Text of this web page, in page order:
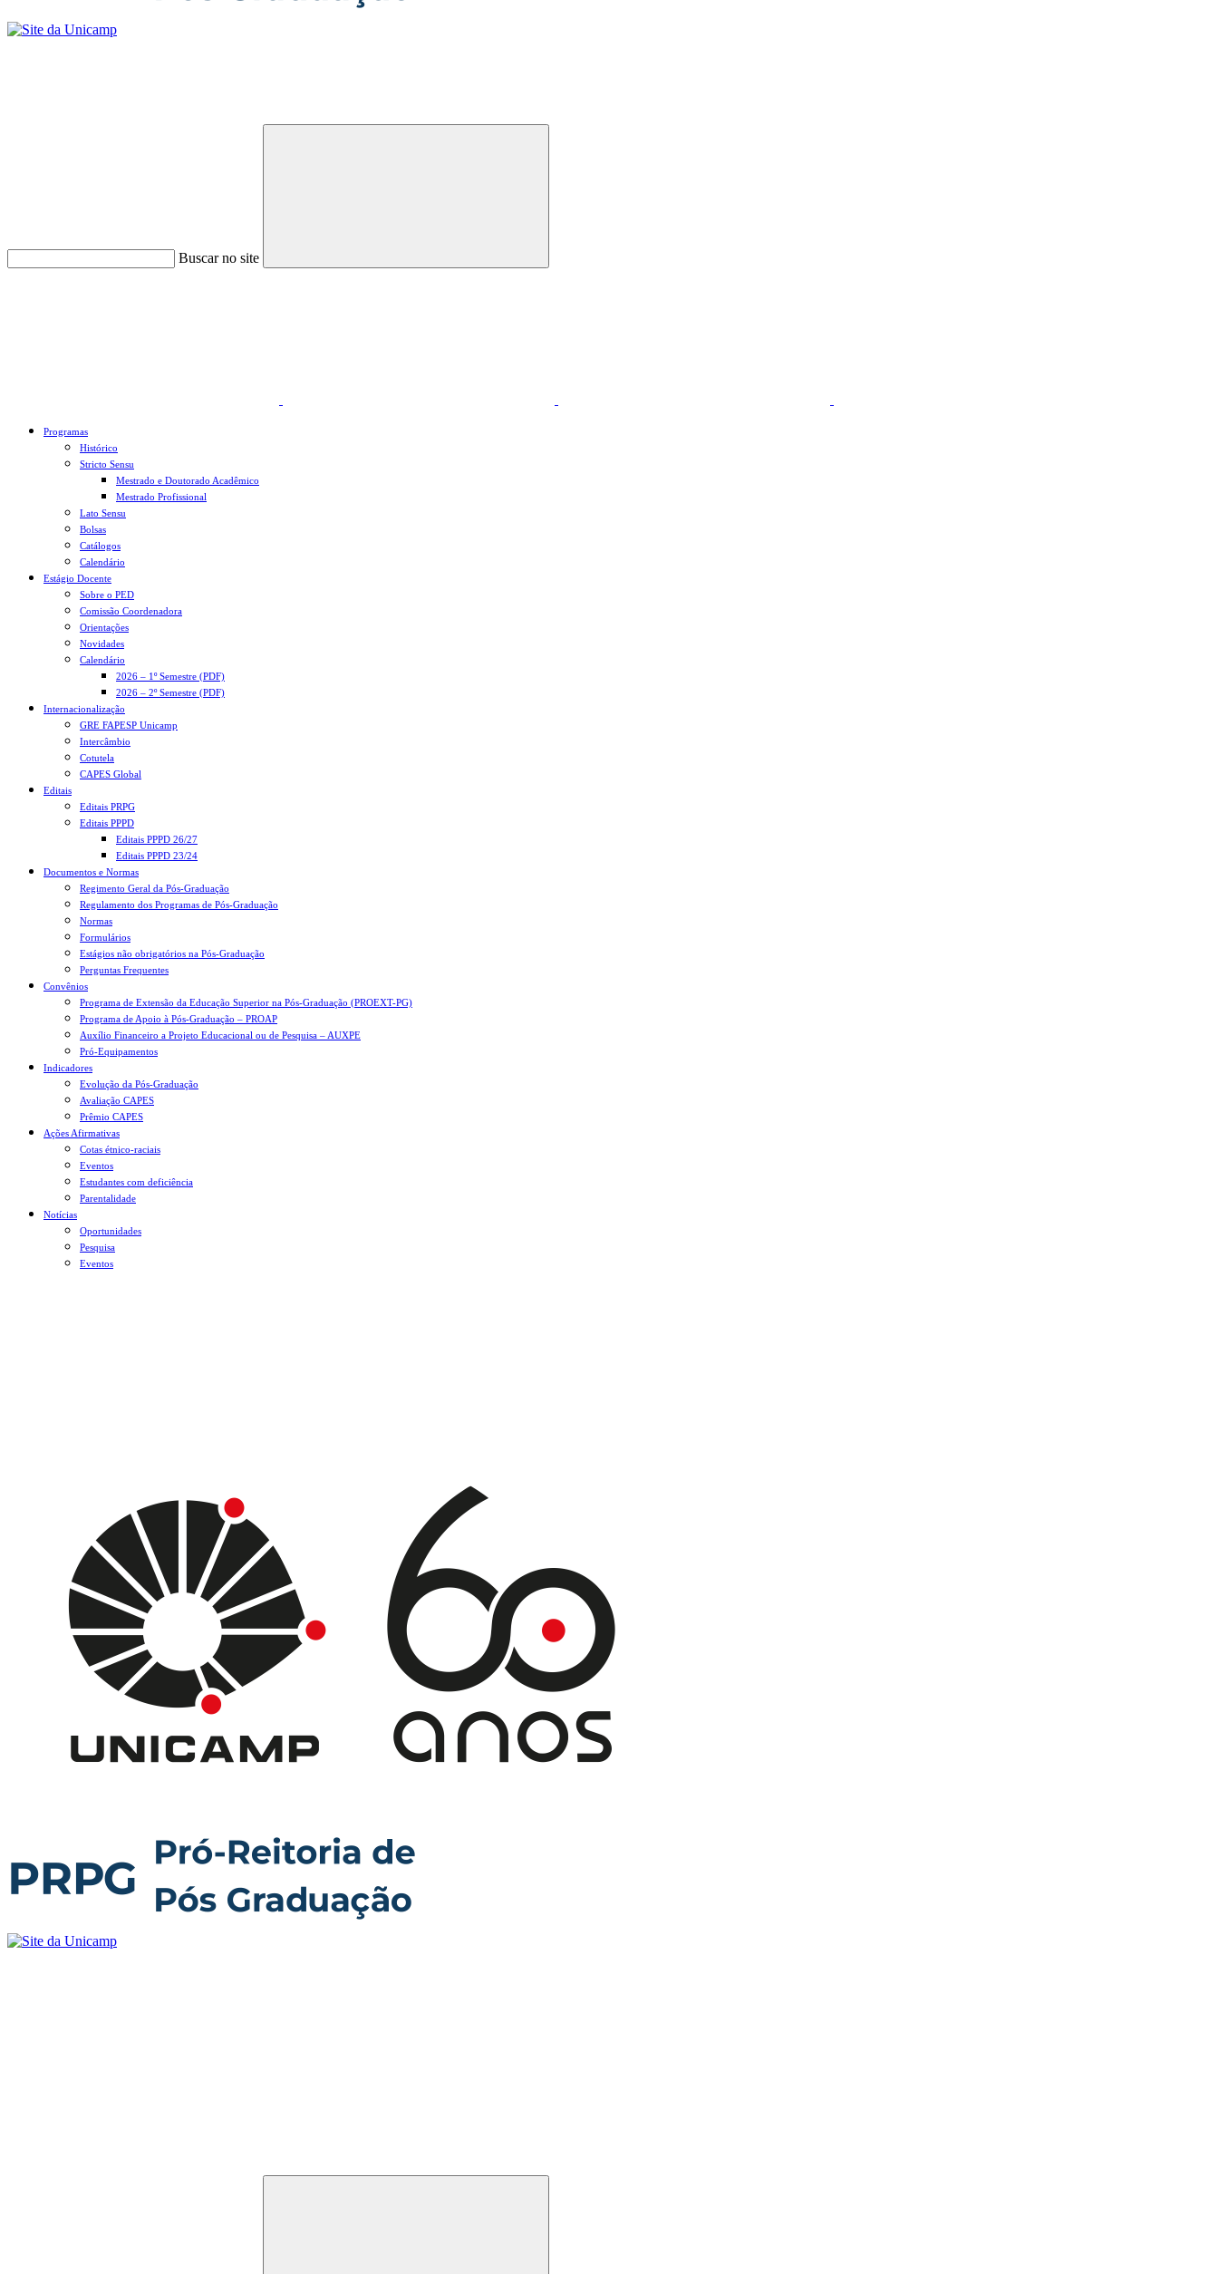
Buscar no site
Buscar
Programas
Histórico
Stricto Sensu
Mestrado e Doutorado Acadêmico
Mestrado Profissional
Lato Sensu
Bolsas
Catálogos
Calendário
Estágio Docente
Sobre o PED
Comissão Coordenadora
Orientações
Novidades
Calendário
2026 – 1º Semestre (PDF)
2026 – 2º Semestre (PDF)
Internacionalização
GRE FAPESP Unicamp
Intercâmbio
Cotutela
CAPES Global
Editais
Editais PRPG
Editais PPPD
Editais PPPD 26/27
Editais PPPD 23/24
Documentos e Normas
Regimento Geral da Pós-Graduação
Regulamento dos Programas de Pós-Graduação
Normas
Formulários
Estágios não obrigatórios na Pós-Graduação
Perguntas Frequentes
Convênios
Programa de Extensão da Educação Superior na Pós-Graduação (PROEXT-PG)
Programa de Apoio à Pós-Graduação – PROAP
Auxílio Financeiro a Projeto Educacional ou de Pesquisa – AUXPE
Pró-Equipamentos
Indicadores
Evolução da Pós-Graduação
Avaliação CAPES
Prêmio CAPES
Ações Afirmativas
Cotas étnico-raciais
Eventos
Estudantes com deficiência
Parentalidade
Notícias
Oportunidades
Pesquisa
Eventos